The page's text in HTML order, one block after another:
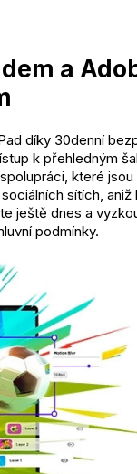
a
díky 30denní
k přehledným
které jsou
sítích, aniž
ještě dnes a
podmínky.